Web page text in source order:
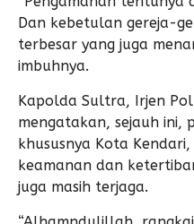
Dan kebetulan gereja-
terbesar yang juga
imbuhnya.
Kapolda Sultra, Irjen
mengatakan, sejauh
khususnya Kota
keamanan dan
juga masih terjaga.